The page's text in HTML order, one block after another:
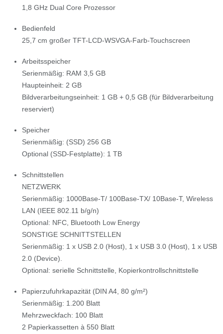
1,8 GHz Dual Core Prozessor
Bedienfeld
25,7 cm großer TFT-LCD-WSVGA-Farb-Touchscreen
Arbeitsspeicher
Serienmäßig: RAM 3,5 GB
Haupteinheit: 2 GB
Bildverarbeitungseinheit: 1 GB + 0,5 GB (für Bildverarbeitung
reserviert)
Speicher
Serienmäßig: (SSD) 256 GB
Optional (SSD-Festplatte): 1 TB
Schnittstellen
NETZWERK
Serienmäßig: 1000Base-T/ 100Base-TX/ 10Base-T, Wireless
LAN (IEEE 802.11 b/g/n)
Optional: NFC, Bluetooth Low Energy
SONSTIGE SCHNITTSTELLEN
Serienmäßig: 1 x USB 2.0 (Host), 1 x USB 3.0 (Host), 1 x USB
2.0 (Device).
Optional: serielle Schnittstelle, Kopierkontrollschnittstelle
Papierzufuhrkapazität (DIN A4, 80 g/m²)
Serienmäßig: 1.200 Blatt
Mehrzweckfach: 100 Blatt
2 Papierkassetten à 550 Blatt